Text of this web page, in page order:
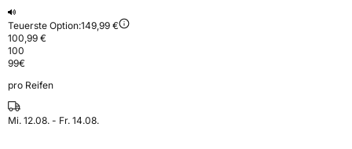
Teuerste Option:149,99 €
100,99 €
100
99€
pro Reifen
Mi. 12.08. - Fr. 14.08.